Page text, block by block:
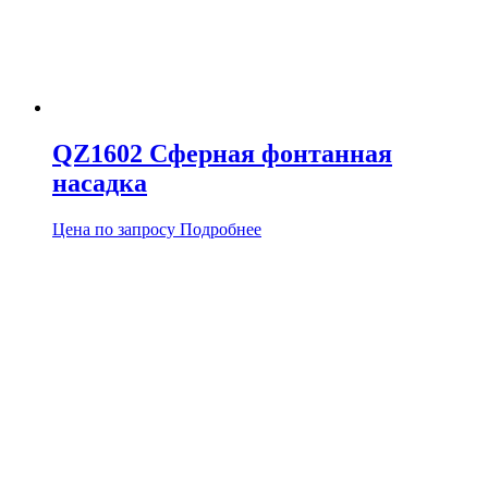
QZ1602 Сферная фонтанная
насадка
Цена по запросу Подробнее